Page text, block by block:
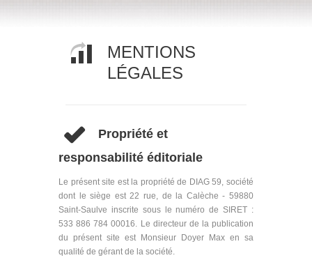
MENTIONS
LÉGALES
Propriété et
responsabilité éditoriale
Le présent site est la propriété de DIAG 59, société
dont le siège est 22 rue, de la Calèche - 59880
Saint-Saulve inscrite sous le numéro de SIRET :
533 886 784 00016. Le directeur de la publication
du présent site est Monsieur Doyer Max en sa
qualité de gérant de la société.